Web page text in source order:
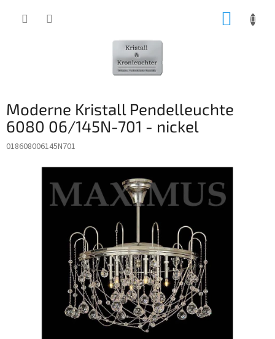
Moderne Kristall Pendelleuchte
6080 06/145N-701 - nickel
018608006145N701